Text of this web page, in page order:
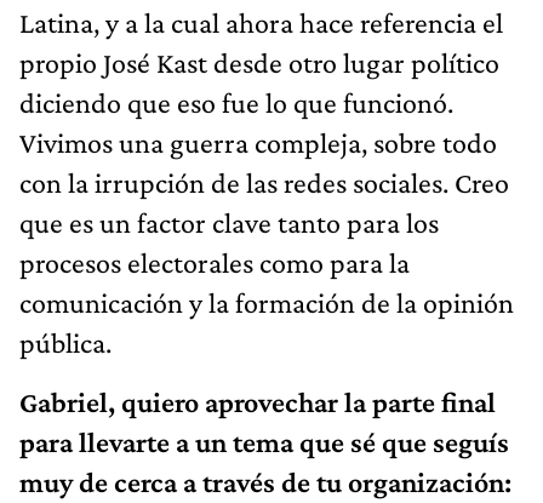
Latina, y a la cual ahora hace referencia el
propio José Kast desde otro lugar político
diciendo que eso fue lo que funcionó.
Vivimos una guerra compleja, sobre todo
con la irrupción de las redes sociales. Creo
que es un factor clave tanto para los
procesos electorales como para la
comunicación y la formación de la opinión
pública.
Gabriel, quiero aprovechar la parte final
para llevarte a un tema que sé que seguís
muy de cerca a través de tu organización: